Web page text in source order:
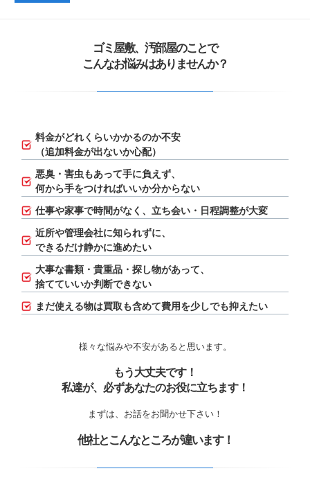
ゴミ屋敷、汚部屋のことで
こんなお悩みはありませんか？
料金がどれくらいかかるのか不安
（追加料金が出ないか心配）
悪臭・害虫もあって手に負えず、
何から手をつければいいか分からない
仕事や家事で時間がなく、立ち会い・日程調整が大変
近所や管理会社に知られずに、
できるだけ静かに進めたい
大事な書類・貴重品・探し物があって、
捨てていいか判断できない
まだ使える物は買取も含めて費用を少しでも抑えたい
様々な悩みや不安があると思います。
もう大丈夫です！
私達が、必ずあなたのお役に立ちます！
まずは、お話をお聞かせ下さい！
他社とこんなところが違います！